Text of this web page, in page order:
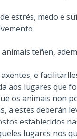
estrés, medo e
teñen,
e
aos lugares que
os animais non
a estes deberán
establecidos
lugares nos